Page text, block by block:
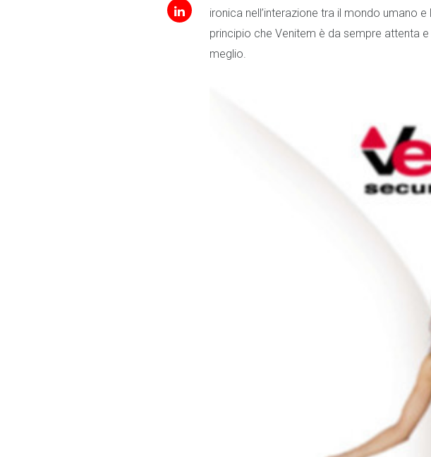
ironica nell’interazione tra il mondo umano
principio che Venitem è da sempre attenta
meglio.